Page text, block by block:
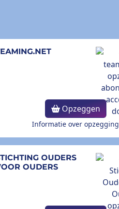
Opzeggen
Informatie over opzegging
OUDERS
OUDERS